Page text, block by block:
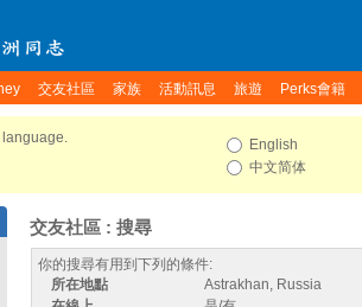
交友社區 家族 活動訊息 旅遊 Perks會籍
language.
English
中文简体
交友社區 : 搜尋
你的搜尋有用到下列的條件:
所在地點
Astrakhan, Russia